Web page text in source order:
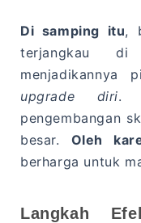
Di samping itu,
terjangkau
menjadikannya
upgrade diri.
pengembangan
besar. Oleh
berharga untuk
Langkah